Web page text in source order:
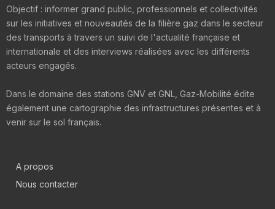
Objectif : informer grand public, professionnels et collectivités
sur les initiatives et nouveautés de la filière gaz dans le secteur
des transports à travers un suivi de l'actualité française et
internationale et des interviews réalisées avec les différents
acteurs engagés.
Dans le domaine des stations GNV et GNL, Gaz-Mobilité édite
également une cartographie des infrastructures présentes et à
venir sur le sol français.
A propos
Nous contacter